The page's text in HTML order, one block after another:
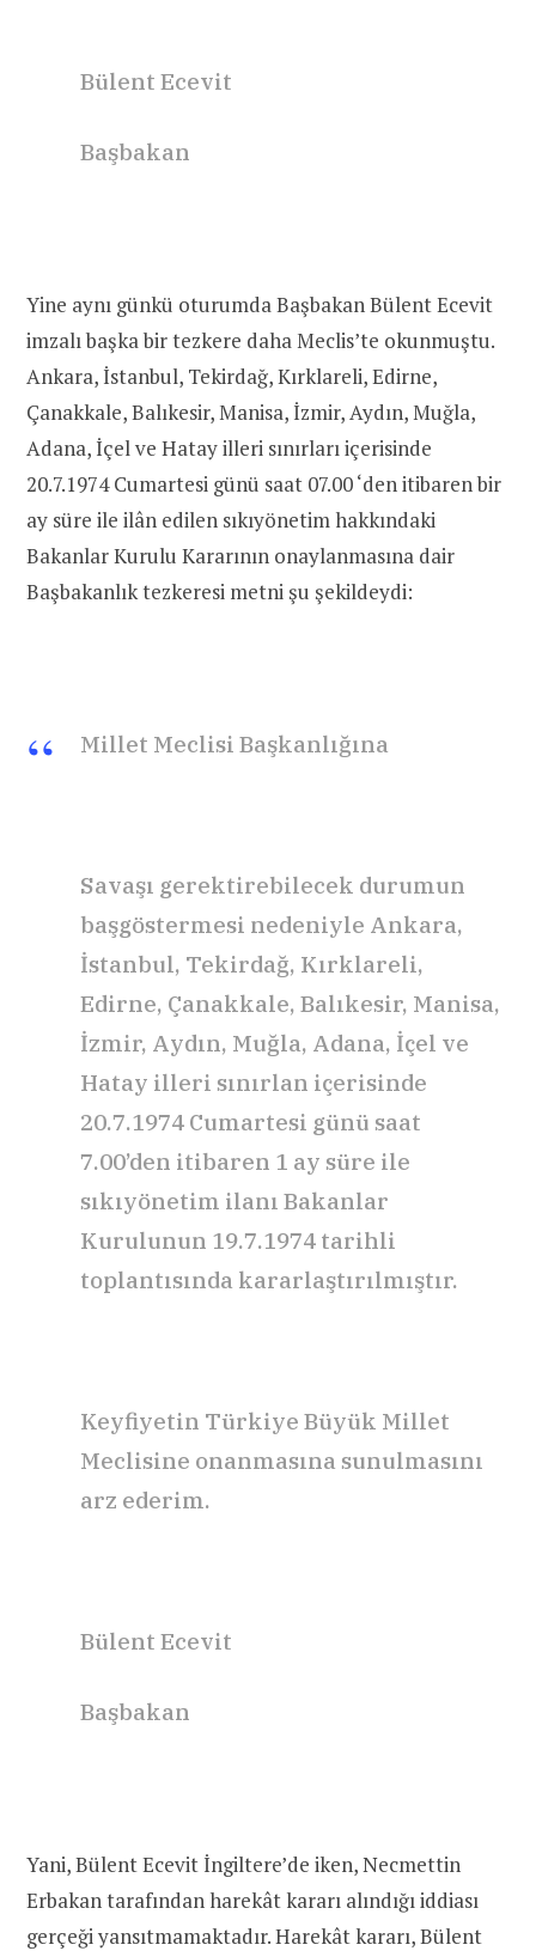
Bülent Ecevit
Başbakan
Yine aynı günkü oturumda Başbakan Bülent Ecevit
imzalı başka bir tezkere daha Meclis’te okunmuştu.
Ankara, İstanbul, Tekirdağ, Kırklareli, Edirne,
Çanakkale, Balıkesir, Manisa, İzmir, Aydın, Muğla,
Adana, İçel ve Hatay illeri sınırları içerisinde
20.7.1974 Cumartesi günü saat 07.00 ‘den itibaren bir
ay süre ile ilân edilen sıkıyönetim hakkındaki
Bakanlar Kurulu Kararının onaylanmasına dair
Başbakanlık tezkeresi metni şu şekildeydi:
Millet Meclisi Başkanlığına
Savaşı gerektirebilecek durumun
başgöstermesi nedeniyle Ankara,
İstanbul, Tekirdağ, Kırklareli,
Edirne, Çanakkale, Balıkesir, Manisa,
İzmir, Aydın, Muğla, Adana, İçel ve
Hatay illeri sınırlan içerisinde
20.7.1974 Cumartesi günü saat
7.00’den itibaren 1 ay süre ile
sıkıyönetim ilanı Bakanlar
Kurulunun 19.7.1974 tarihli
toplantısında kararlaştırılmıştır.
Keyfiyetin Türkiye Büyük Millet
Meclisine onanmasına sunulmasını
arz ederim.
Bülent Ecevit
Başbakan
Yani, Bülent Ecevit İngiltere’de iken, Necmettin
Erbakan tarafından harekât kararı alındığı iddiası
gerçeği yansıtmamaktadır. Harekât kararı, Bülent